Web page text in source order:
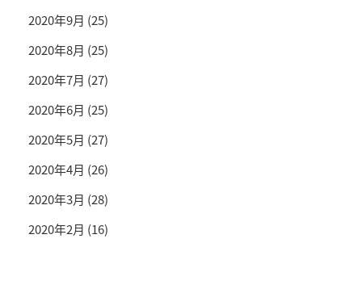
2020年9月 (25)
2020年8月 (25)
2020年7月 (27)
2020年6月 (25)
2020年5月 (27)
2020年4月 (26)
2020年3月 (28)
2020年2月 (16)